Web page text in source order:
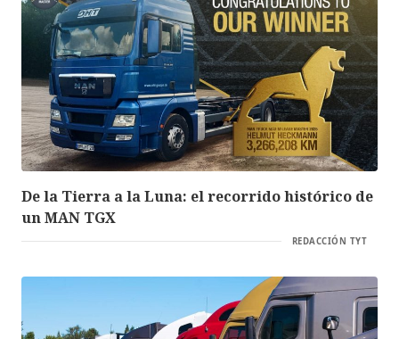
De la Tierra a la Luna: el recorrido histórico de
un MAN TGX
REDACCIÓN TYT